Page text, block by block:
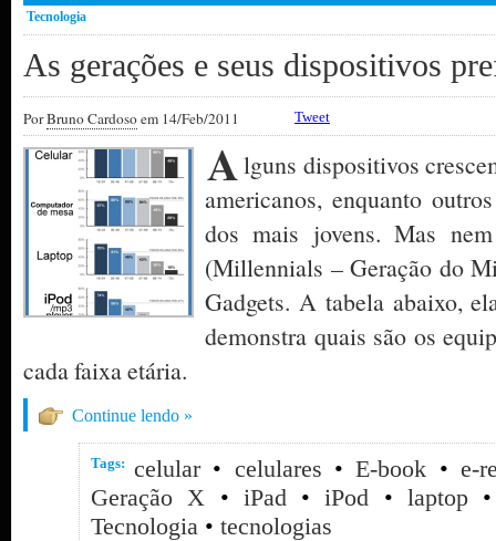
Tecnologia
As gerações e seus dispositivos
PorBruno Cardosoem 14/Feb/2011 Tweet
Alguns dispositivos
americanos, enquanto
dos mais jovens. Mas
(Millennials – Geração do
Gadgets. A tabela abaixo,
demonstra quais são os
cada faixa etária.
Continue lendo »
Tags: celular• celulares •E-book •e-
Geração X • iPad•iPod • laptop
Tecnologia • tecnologias